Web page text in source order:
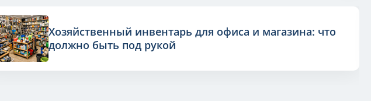
Хозяйственный инвентарь для офиса и магазина: что
должно быть под рукой